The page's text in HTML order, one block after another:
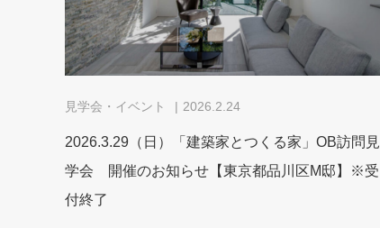
見学会・イベント 2026.2.24
2026.3.29（日）「建築家とつくる家」OB訪問見
学会 開催のお知らせ【東京都品川区M邸】※受
付終了